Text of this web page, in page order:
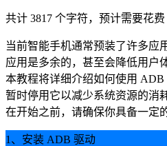
共计 3817 个字符，预计需要花费
当前智能手机通常预装了许多应
应用是多余的，甚至会降低用户
本教程将详细介绍如何使用
暂时停用它以减少系统资源的消
在开始之前，请确保你具备一定
1、安装 ADB 驱动